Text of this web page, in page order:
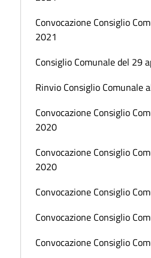
Convocazione Consiglio
2021
Consiglio Comunale del 29
Rinvio Consiglio Comunale
Convocazione Consiglio
2020
Convocazione Consiglio
2020
Convocazione Consiglio
Convocazione Consiglio
Convocazione Consiglio